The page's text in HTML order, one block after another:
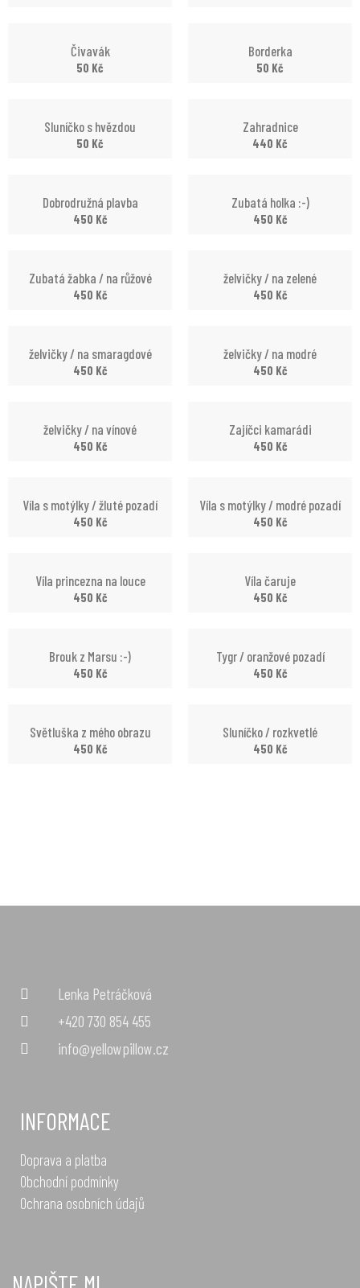
Čivavák
50 Kč
Borderka
50 Kč
Sluníčko s hvězdou
50 Kč
Zahradnice
440 Kč
Dobrodružná plavba
450 Kč
Zubatá holka :-)
450 Kč
Zubatá žabka / na růžové
450 Kč
želvičky / na zelené
450 Kč
želvičky / na smaragdové
450 Kč
želvičky / na modré
450 Kč
želvičky / na vínové
450 Kč
Zajíčci kamarádi
450 Kč
Víla s motýlky / žluté pozadí
450 Kč
Víla s motýlky / modré pozadí
450 Kč
Víla princezna na louce
450 Kč
Víla čaruje
450 Kč
Brouk z Marsu :-)
450 Kč
Tygr / oranžové pozadí
450 Kč
Světluška z mého obrazu
450 Kč
Sluníčko / rozkvetlé
450 Kč
Lenka Petráčková
+420 730 854 455
info@yellowpillow.cz
INFORMACE
Doprava a platba
Obchodní podmínky
Ochrana osobních údajů